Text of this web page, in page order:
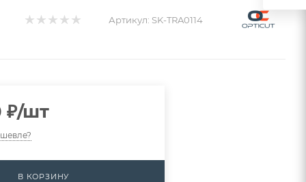
Артикул: SK-TRA0114
₽/шт
В КОРЗИНУ